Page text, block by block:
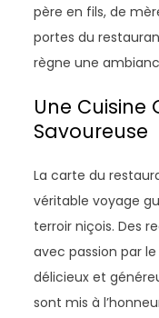
père en fils, de
portes du
règne une
Une Cuisine
Savoureuse
La carte du
véritable voyage
terroir niçois. Des
avec passion par
délicieux et
sont mis à